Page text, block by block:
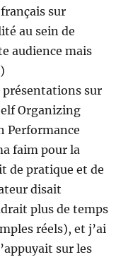
sur
au sein de
audience mais
présentations sur
Organizing
Performance
faim pour la
de pratique et de
disait
plus de temps
réels), et j’ai
sur les